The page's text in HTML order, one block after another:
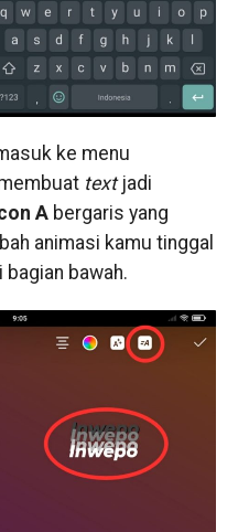
ke menu
textjadi
Abergaris yang
animasi kamu tinggal
bawah.